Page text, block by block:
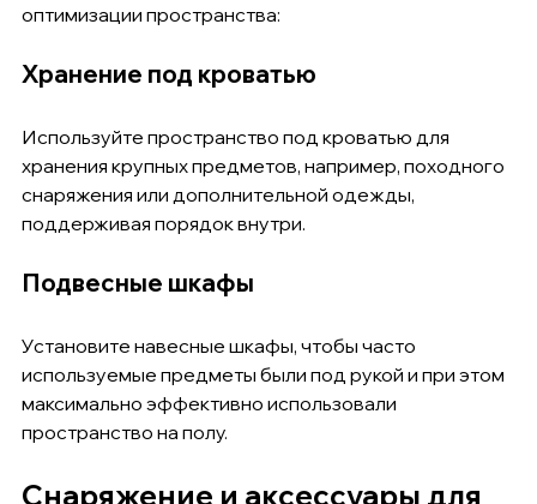
оптимизации пространства:
Хранение под кроватью
Используйте пространство под кроватью для
хранения крупных предметов, например, походного
снаряжения или дополнительной одежды,
поддерживая порядок внутри.
Подвесные шкафы
Установите навесные шкафы, чтобы часто
используемые предметы были под рукой и при этом
максимально эффективно использовали
пространство на полу.
Снаряжение и аксессуары для